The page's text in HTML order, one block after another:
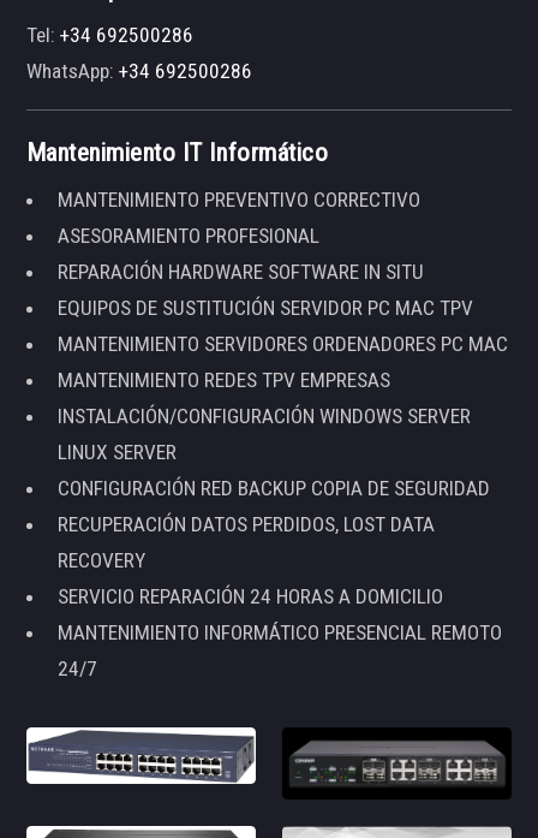
Tel:+34 692500286
WhatsApp:+34 692500286
Mantenimiento IT Informático
MANTENIMIENTO PREVENTIVO CORRECTIVO
ASESORAMIENTO PROFESIONAL
REPARACIÓN HARDWARE SOFTWARE IN SITU
EQUIPOS DE SUSTITUCIÓN SERVIDOR PC MAC TPV
MANTENIMIENTO SERVIDORES ORDENADORES PC MAC
MANTENIMIENTO REDES TPV EMPRESAS
INSTALACIÓN/CONFIGURACIÓN WINDOWS SERVER
LINUX SERVER
CONFIGURACIÓN RED BACKUP COPIA DE SEGURIDAD
RECUPERACIÓN DATOS PERDIDOS, LOST DATA
RECOVERY
SERVICIO REPARACIÓN 24 HORAS A DOMICILIO
MANTENIMIENTO INFORMÁTICO PRESENCIAL REMOTO
24/7